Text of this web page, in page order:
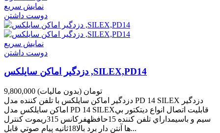
نمایش سریع
دوست داشتن
نمایش سریع
دوست داشتن
دزدگير اماکن سايلکس ,SILEX,PD14
9,800,000 تومان (بدون مالیات)
دزدگير اماکن سايلکس با تلفن کننده مدل PD 14 SILEX دزدگير
اماکن سايلکس مدل PD 14 SILEXقابليت اتصال انواع ديتکتور بي
سيم و باسيمداراي تلفن کننده 15حافظهفرکانس 315ریموت کنترل
ها آنتن دار برد بالا18ثانيه پيام صوتي قابل...